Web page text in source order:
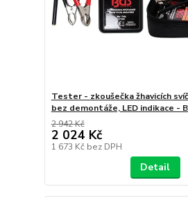
Tester - zkoušečka žhavicích
bez demontáže, LED indikace -
2 942 Kč
2 024 Kč
1 673 Kč bez DPH
Detail